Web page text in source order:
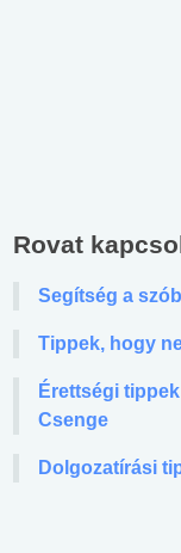
Rovat
Segítség a
Tippek, hogy
Érettségi
Csenge
Dolgozatírási